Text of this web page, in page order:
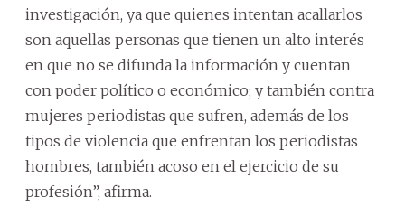
investigación, ya que quienes intentan acallarlos
son aquellas personas que tienen un alto interés
en que no se difunda la información y cuentan
con poder político o económico; y también contra
mujeres periodistas que sufren, además de los
tipos de violencia que enfrentan los periodistas
hombres, también acoso en el ejercicio de su
profesión”, afirma.